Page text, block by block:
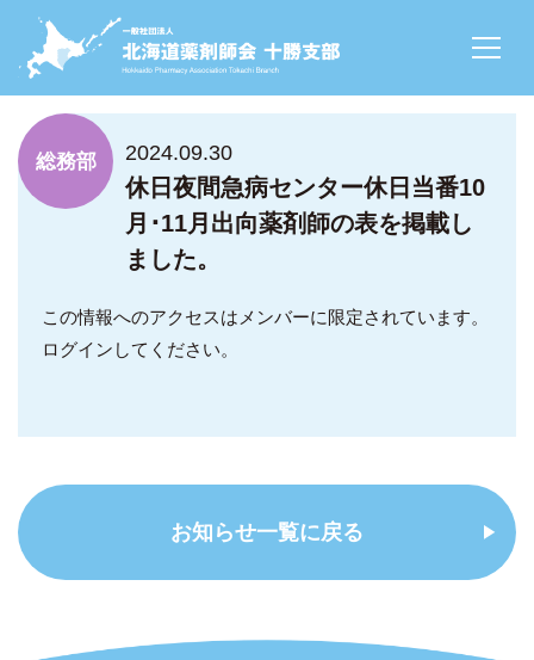
NEWS
総務部 2024.09.30
休日夜間急病センター休日当番10
月･11月出向薬剤師の表を掲載し
ました。
この情報へのアクセスはメンバーに限定されています。
ログインしてください。
お知らせ一覧に戻る